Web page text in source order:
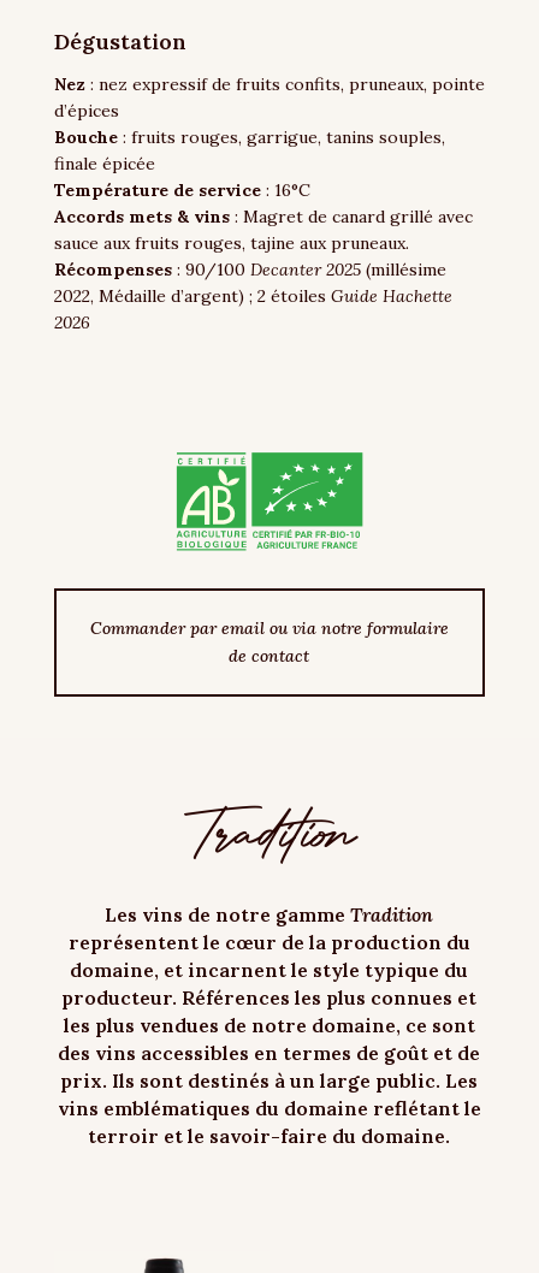
Dégustation
Nez: nez expressif defruits confits, pruneaux, pointe
d’épices
Bouche: fruits rouges, garrigue, tanins souples,
finale épicée
Température de service: 16°C
Accords mets & vins: Magret de canard grillé avec
sauce aux fruits rouges, tajine aux pruneaux.
Récompenses: 90/100 Decanter 2025(millésime
2022, Médaille d’argent) ; 2 étoiles Guide Hachette
2026
Commander par email ou via notre formulaire
de contact
Tradition
Les vins de notre gammeTradition
représentent le cœur de la production du
domaine, et incarnent le style typique du
producteur. Références les plus connues et
les plus vendues de notre domaine, ce sont
des vins accessibles en termes de goût et de
prix. Ils sont destinés à un large public. Les
vins emblématiques du domaine reflétant le
terroir et le savoir-faire du domaine.